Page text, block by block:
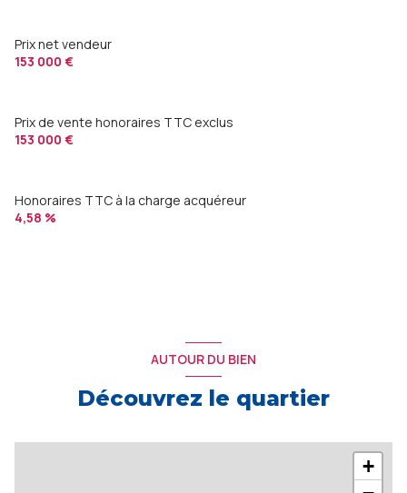
Prix net vendeur
153 000 €
Prix de vente honoraires TTC exclus
153 000 €
Honoraires TTC à la charge acquéreur
4,58 %
AUTOUR DU BIEN
Découvrez le quartier
+